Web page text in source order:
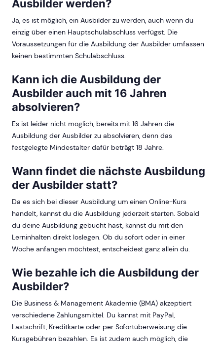
Ausbilder werden?
Ja, es ist möglich, ein Ausbilder zu werden, auch wenn du
einzig über einen Hauptschulabschluss verfügst. Die
Voraussetzungen für die Ausbildung der Ausbilder umfassen
keinen bestimmten Schulabschluss.
Kann ich die Ausbildung der
Ausbilder auch mit 16 Jahren
absolvieren?
Es ist leider nicht möglich, bereits mit 16 Jahren die
Ausbildung der Ausbilder zu absolvieren, denn das
festgelegte Mindestalter dafür beträgt 18 Jahre.
Wann findet die nächste Ausbildung
der Ausbilder statt?
Da es sich bei dieser Ausbildung um einen Online-Kurs
handelt, kannst du die Ausbildung jederzeit starten. Sobald
du deine Ausbildung gebucht hast, kannst du mit den
Lerninhalten direkt loslegen. Ob du sofort oder in einer
Woche anfangen möchtest, entscheidest ganz allein du.
Wie bezahle ich die Ausbildung der
Ausbilder?
Die Business & Management Akademie (BMA) akzeptiert
verschiedene Zahlungsmittel. Du kannst mit PayPal,
Lastschrift, Kreditkarte oder per Sofortüberweisung die
Kursgebühren bezahlen. Es ist zudem auch möglich, die